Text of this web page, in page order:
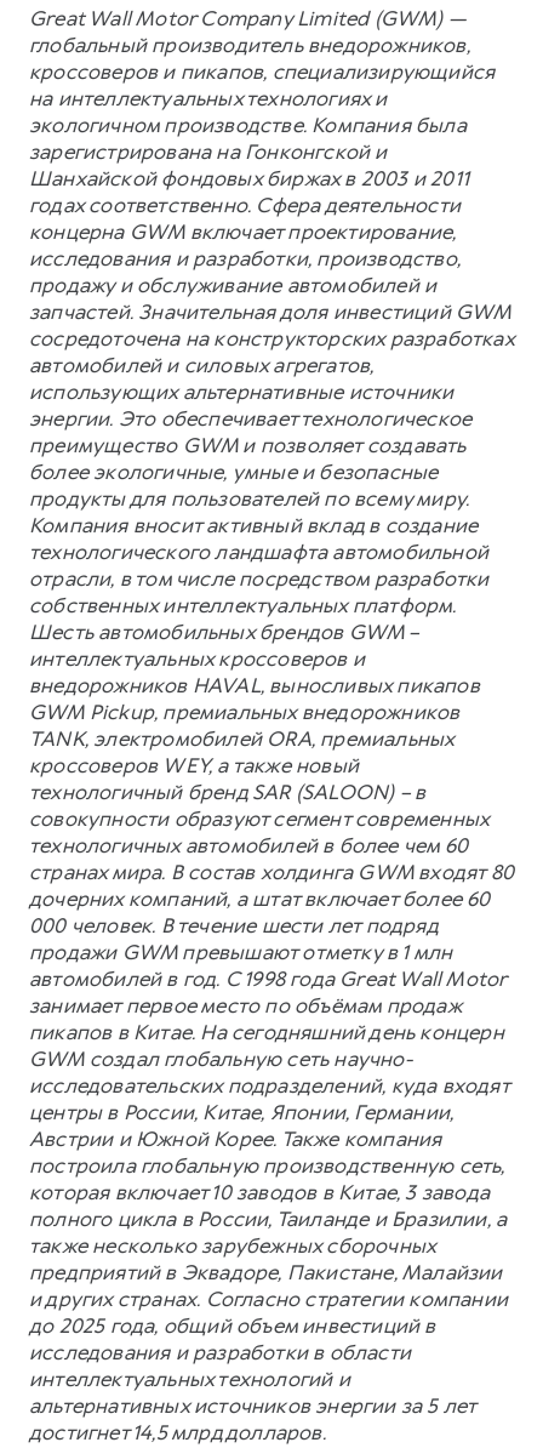
Great Wall Motor Company Limited (GWM) —
глобальный производитель внедорожников,
кроссоверов и пикапов, специализирующийся
на интеллектуальных технологиях и
экологичном производстве. Компания была
зарегистрирована на Гонконгской и
Шанхайской фондовых биржах в 2003 и 2011
годах соответственно. Сфера деятельности
концерна GWM включает проектирование,
исследования и разработки, производство,
продажу и обслуживание автомобилей и
запчастей. Значительная доля инвестиций GWM
сосредоточена на конструкторских разработках
автомобилей и силовых агрегатов,
использующих альтернативные источники
энергии. Это обеспечивает технологическое
преимущество GWM и позволяет создавать
более экологичные, умные и безопасные
продукты для пользователей по всему миру.
Компания вносит активный вклад в создание
технологического ландшафта автомобильной
отрасли, в том числе посредством разработки
собственных интеллектуальных платформ.
Шесть автомобильных брендов GWM –
интеллектуальных кроссоверов и
внедорожников HAVAL, выносливых пикапов
GWM Pickup, премиальных внедорожников
TANK, электромобилей ORA, премиальных
кроссоверов WEY, а также новый
технологичный бренд SAR (SALOON) – в
совокупности образуют сегмент современных
технологичных автомобилей в более чем 60
странах мира. В состав холдинга GWM входят 80
дочерних компаний, а штат включает более 60
000 человек. В течение шести лет подряд
продажи GWM превышают отметку в 1 млн
автомобилей в год. С 1998 года Great Wall Motor
занимает первое место по объёмам продаж
пикапов в Китае. На сегодняшний день концерн
GWM создал глобальную сеть научно-
исследовательских подразделений, куда входят
центры в России, Китае, Японии, Германии,
Австрии и Южной Корее. Также компания
построила глобальную производственную сеть,
которая включает 10 заводов в Китае, 3 завода
полного цикла в России, Таиланде и Бразилии, а
также несколько зарубежных сборочных
предприятий в Эквадоре, Пакистане, Малайзии
и других странах. Согласно стратегии компании
до 2025 года, общий объем инвестиций в
исследования и разработки в области
интеллектуальных технологий и
альтернативных источников энергии за 5 лет
достигнет 14,5 млрд долларов.